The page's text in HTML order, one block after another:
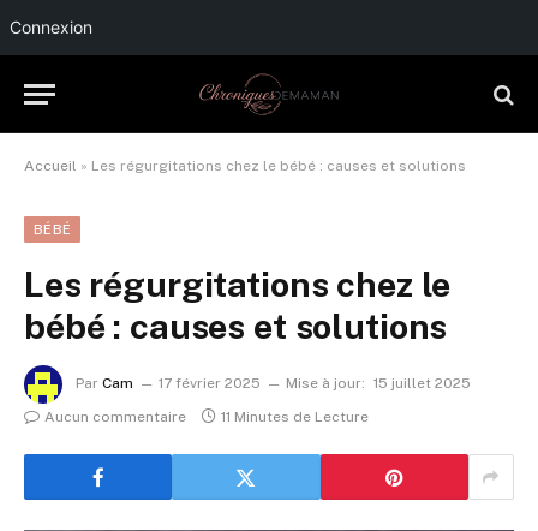
Connexion
Accueil » Les régurgitations chez le bébé : causes et solutions
BÉBÉ
Les régurgitations chez le
bébé : causes et solutions
Par Cam 17 février 2025 Mise à jour: 15 juillet 2025
Aucun commentaire
11 Minutes de Lecture